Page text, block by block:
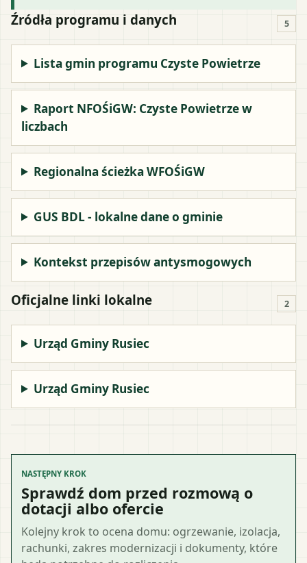
Źródła programu i danych 5
Lista gmin programu Czyste Powietrze
Raport NFOŚiGW: Czyste Powietrze w
liczbach
Regionalna ścieżka WFOŚiGW
GUS BDL - lokalne dane o gminie
Kontekst przepisów antysmogowych
Oficjalne linki lokalne 2
Urząd Gminy Rusiec
Urząd Gminy Rusiec
NASTĘPNY KROK
Sprawdź dom przed rozmową o
dotacji albo ofercie
Kolejny krok to ocena domu: ogrzewanie, izolacja,
rachunki, zakres modernizacji i dokumenty, które